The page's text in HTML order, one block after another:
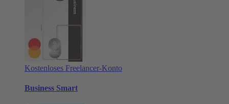
Kostenloses Freelancer-Konto
Business Smart